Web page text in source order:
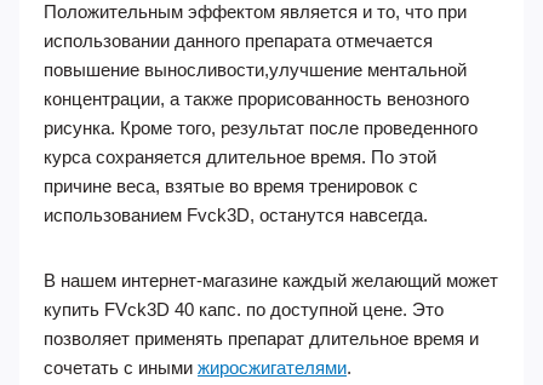
Положительным эффектом является и то, что при
использовании данного препарата отмечается
повышение выносливости,улучшение ментальной
концентрации, а также прорисованность венозного
рисунка. Кроме того, результат после проведенного
курса сохраняется длительное время. По этой
причине веса, взятые во время тренировок с
использованием Fvck3D, останутся навсегда.
В нашем интернет-магазине каждый желающий может
купить FVck3D 40 капс. по доступной цене. Это
позволяет применять препарат длительное время и
сочетать с иными жиросжигателями.